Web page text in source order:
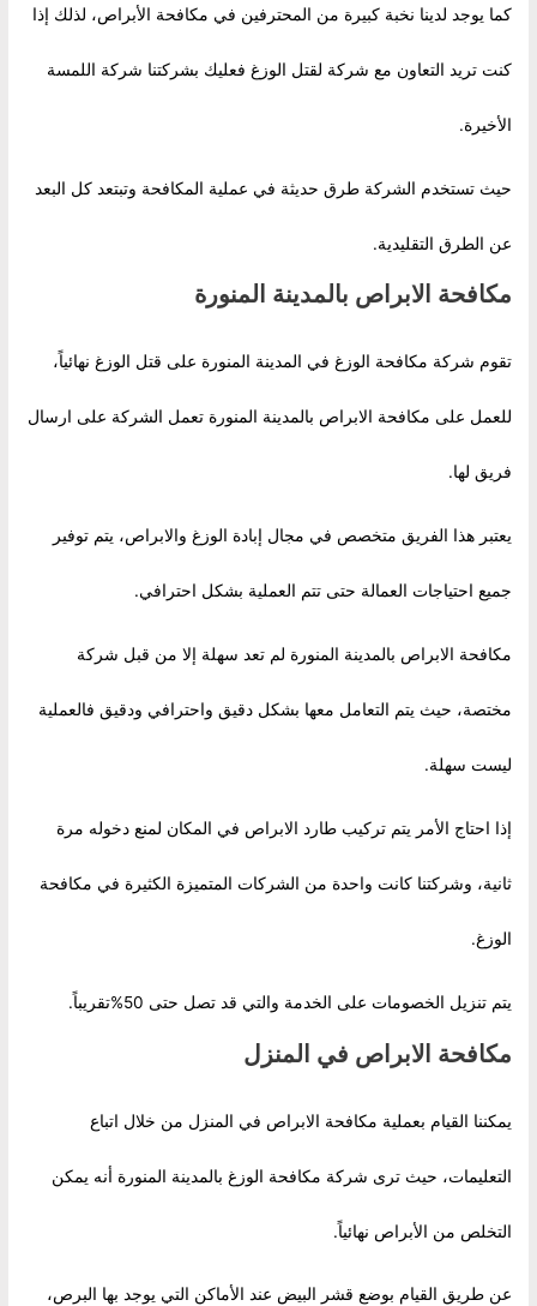
كما يوجد لدينا نخبة كبيرة من المحترفين في مكافحة الأبراص، لذلك إذا
كنت تريد التعاون مع شركة لقتل الوزغ فعليك بشركتنا شركة اللمسة
الأخيرة.
حيث تستخدم الشركة طرق حديثة في عملية المكافحة وتبتعد كل البعد
عن الطرق التقليدية.
مكافحة الابراص بالمدينة المنورة
تقوم شركة مكافحة الوزغ في المدينة المنورة على قتل الوزغ نهائياً،
للعمل على مكافحة الابراص بالمدينة المنورة تعمل الشركة على ارسال
فريق لها.
يعتبر هذا الفريق متخصص في مجال إبادة الوزغ والابراص، يتم توفير
جميع احتياجات العمالة حتى تتم العملية بشكل احترافي.
مكافحة الابراص بالمدينة المنورة لم تعد سهلة إلا من قبل شركة
مختصة، حيث يتم التعامل معها بشكل دقيق واحترافي ودقيق فالعملية
ليست سهلة.
إذا احتاج الأمر يتم تركيب طارد الابراص في المكان لمنع دخوله مرة
ثانية، وشركتنا كانت واحدة من الشركات المتميزة الكثيرة في مكافحة
الوزغ.
يتم تنزيل الخصومات على الخدمة والتي قد تصل حتى 50%تقريباً.
مكافحة الابراص في المنزل
يمكننا القيام بعملية مكافحة الابراص في المنزل من خلال اتباع
التعليمات، حيث ترى شركة مكافحة الوزغ بالمدينة المنورة أنه يمكن
التخلص من الأبراص نهائياً.
عن طريق القيام بوضع قشر البيض عند الأماكن التي يوجد بها البرص،